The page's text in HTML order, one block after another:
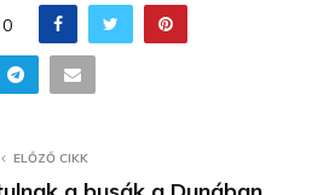
0
ELŐZŐ CIKK